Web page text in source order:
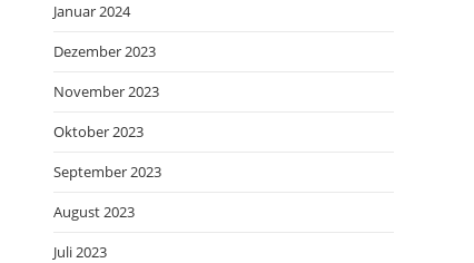
Januar 2024
Dezember 2023
November 2023
Oktober 2023
September 2023
August 2023
Juli 2023